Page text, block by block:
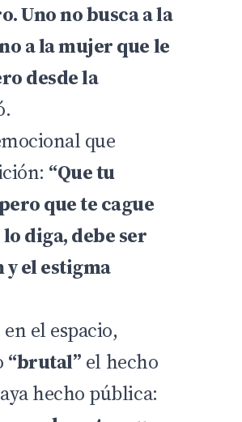
Uno no busca a la
a la mujer que le
desde la
que
“Que tu
que te cague
diga, debe ser
el estigma
el espacio,
“brutal” el hecho
hecho pública: